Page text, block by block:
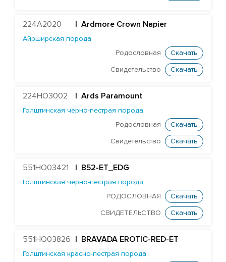
Glamour Jabir Craven
Wiltor Cruise
Inspired Billion
Huijben DG Buick
224A2020 Ardmore Crown Napier
Айрширская порода
Родословная
Скачать
Свидетельство Скачать
224HO3002 Ards Paramount
Голштинская черно-пестрая порода
Родословная
Скачать
Свидетельство Скачать
551HO03421 | B52-ET_EDG
Голштинская черно-пестрая порода
РОДОСЛОВНАЯ
Скачать
СВИДЕТЕЛЬСТВО Скачать
551HO03826 | BRAVADA EROTIC-RED-ET
Голштинская красно-пестрая порода